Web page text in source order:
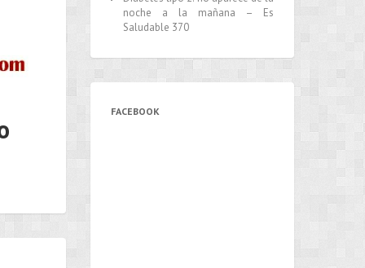
noche a la mañana – Es
Saludable 370
FACEBOOK